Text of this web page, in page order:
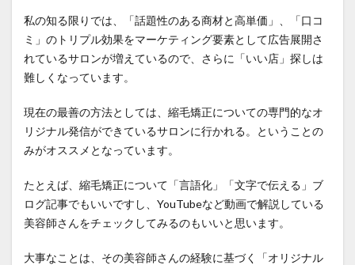
私の知る限りでは、「話題性のある商材と高単価」、「口コ
ミ」のトリプル効果をマーケティング要素として広告展開さ
れているサロンが増えているので、さらに「いい店」探しは
難しくなっています。
現在の最善の方法としては、縮毛矯正についての専門的なオ
リジナル発信ができているサロンに行かれる。ということの
みがオススメとなっています。
たとえば、縮毛矯正について「言語化」「文字で伝える」ブ
ログ記事でもいいですし、YouTubeなど動画で解説している
美容師さんをチェックしてみるのもいいと思います。
大事なことは、その美容師さんの経験に基づく「オリジナル